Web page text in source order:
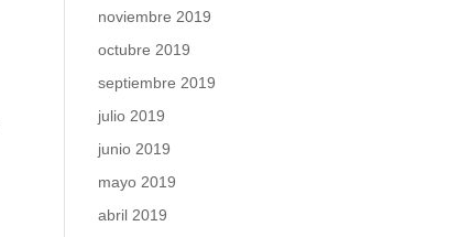
noviembre 2019
octubre 2019
septiembre 2019
julio 2019
junio 2019
mayo 2019
abril 2019